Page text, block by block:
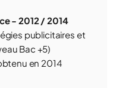
- 2012 / 2014
publicitaires et
Bac +5)
en 2014